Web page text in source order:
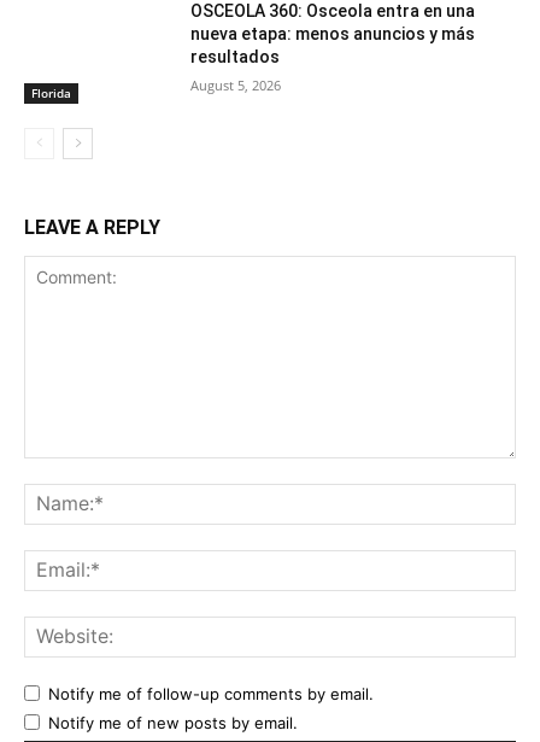
Florida
OSCEOLA 360: Osceola entra en una
nueva etapa: menos anuncios y más
resultados
August 5, 2026
LEAVE A REPLY
Notify me of follow-up comments by email.
Notify me of new posts by email.